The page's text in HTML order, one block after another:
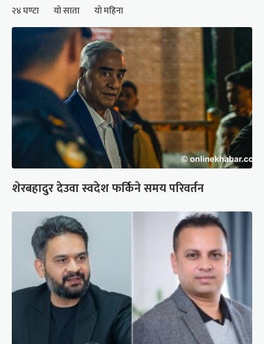
२४ घण्टा यो साता यो महिना
शेरबहादुर देउवा स्वदेश फर्किने समय परिवर्तन